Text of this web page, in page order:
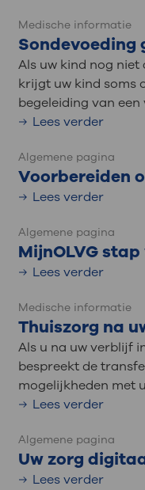
Medische informatie
Sondevoeding
Als uw kind nog
krijgt uw kind soms
begeleiding van een
Lees verder
Algemene pagina
Voorbereiden
Lees verder
Algemene pagina
MijnOLVG
Lees verder
Medische informatie
Thuiszorg na
Als u na uw verblijf
bespreekt de
mogelijkheden met
Lees verder
Algemene pagina
Uw zorg
Lees verder